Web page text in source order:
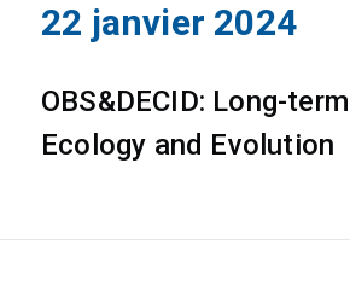
22 janvier 2024
OBS&DECID: Long-
Ecology and Evolution